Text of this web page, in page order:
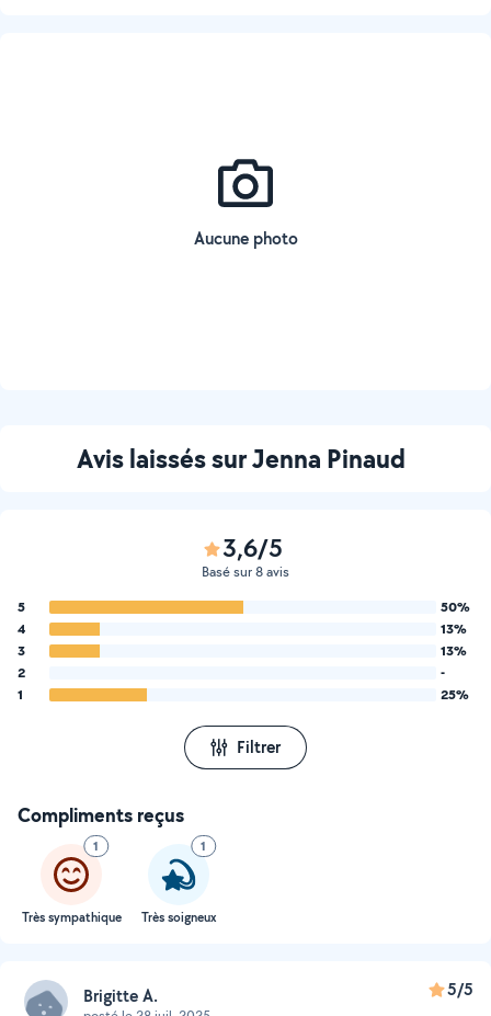
Aucune photo
Avis laissés sur Jenna Pinaud
3,6/5
Basé sur 8 avis
5
50%
4
13%
3
13%
2
-
1
25%
Filtrer
Compliments reçus
1
Très sympathique
1
Très soigneux
Brigitte A. 5/5